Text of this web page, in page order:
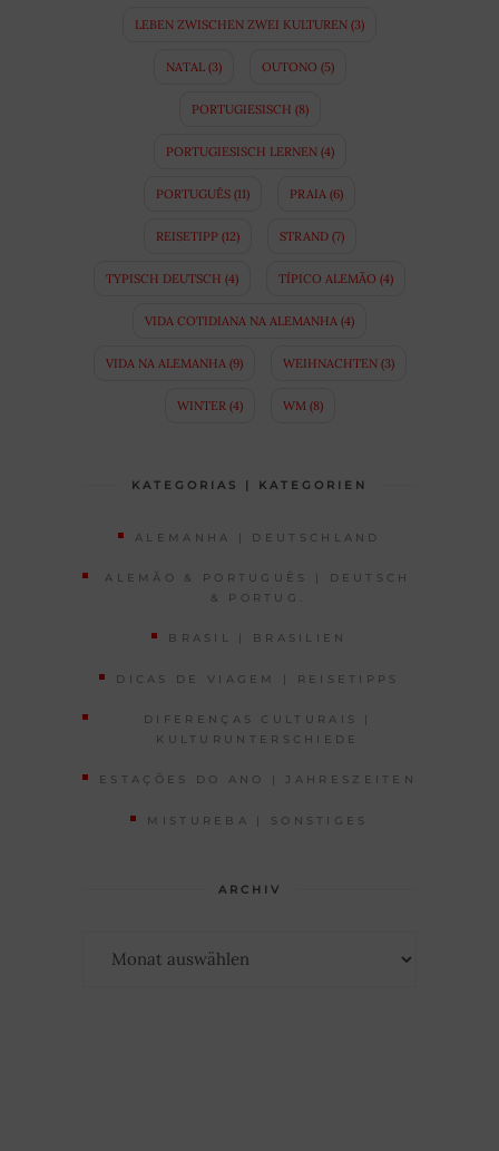
LEBEN ZWISCHEN ZWEI KULTUREN (3)
NATAL(3) OUTONO (5)
PORTUGIESISCH (8)
PORTUGIESISCH LERNEN(4)
PORTUGUÊS (11) PRAIA (6)
REISETIPP(12) STRAND(7)
TYPISCH DEUTSCH (4) TÍPICO ALEMÃO (4)
VIDA COTIDIANA NA ALEMANHA (4)
VIDA NA ALEMANHA(9) WEIHNACHTEN(3)
WINTER(4) WM(8)
KATEGORIAS | KATEGORIEN
ALEMANHA | DEUTSCHLAND
ALEMÃO & PORTUGUÊS | DEUTSCH
& PORTUG.
BRASIL | BRASILIEN
DICAS DE VIAGEM | REISETIPPS
DIFERENÇAS CULTURAIS |
KULTURUNTERSCHIEDE
ESTAÇÕES DO ANO | JAHRESZEITEN
MISTUREBA | SONSTIGES
ARCHIV